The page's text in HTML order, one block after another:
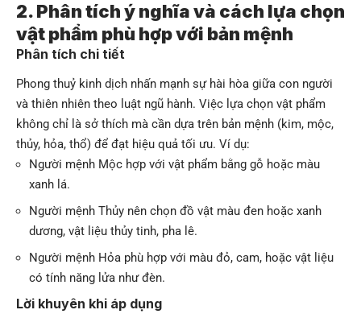
2. Phân tích ý nghĩa và cách lựa chọn
vật phẩm phù hợp với bản mệnh
Phân tích chi tiết
Phong thuỷ kinh dịch nhấn mạnh sự hài hòa giữa con người
và thiên nhiên theo luật ngũ hành. Việc lựa chọn vật phẩm
không chỉ là sở thích mà cần dựa trên bản mệnh (kim, mộc,
thủy, hỏa, thổ) để đạt hiệu quả tối ưu. Ví dụ:
Người mệnh Mộc hợp với vật phẩm bằng gỗ hoặc màu
xanh lá.
Người mệnh Thủy nên chọn đồ vật màu đen hoặc xanh
dương, vật liệu thủy tinh, pha lê.
Người mệnh Hỏa phù hợp với màu đỏ, cam, hoặc vật liệu
có tính năng lửa như đèn.
Lời khuyên khi áp dụng